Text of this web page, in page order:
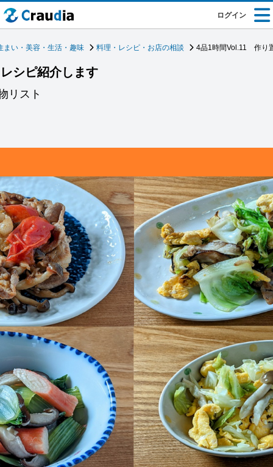
ログイン
まい・美容・生活・趣味 料理・レシピ・お店の相談 4品1時間Vol.11 作り
シピ紹介します
リスト